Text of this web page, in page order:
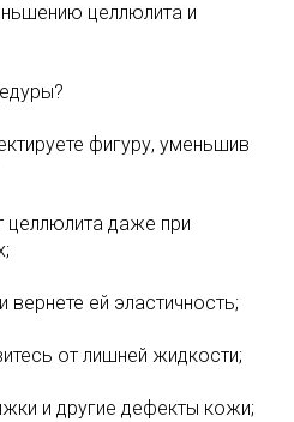
целлюлита и
фигуру, уменьшив
целлюлита даже при
вернете ей эластичность;
от лишней жидкости;
и другие дефекты кожи;